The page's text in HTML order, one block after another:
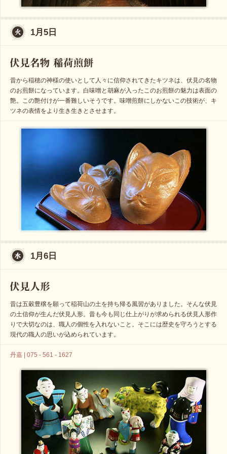
1月5日
昔から稲穂の神様の使いとして人々に信仰されてきたキツネは、伏見の名物
のお煎餅になっています。白味噌と胡麻が入ったこのお煎餅の魅力は表面の
艶。この艶付けが一番難しいそうです。味噌煎餅にしかないこの技術が、キ
ツネの表情をより生き生きとさせます。
1月6日
昔は五穀豊穣を願って稲荷山の土を持ち帰る風習がありました。そんな伏見
の土信仰が生んだ伏見人形。昔も今も同じ仕上がりが求められる伏見人形作
りで大切なのは、職人の個性を入れないこと。そこには歴史を守ろうとする
現代の職人の思いが込められています。
丹嘉 | 075 - 561 - 1627